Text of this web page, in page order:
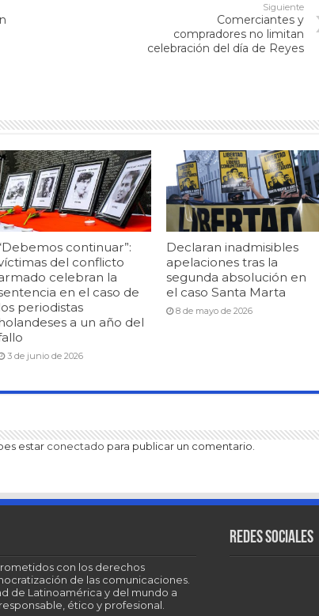
Siguiente
Comerciantes y
compradores no limitan
celebración del día de Reyes
continuar”:
del conflicto
celebran la
en el caso de
periodistas
a un año del
3 de junio de 2026
Declaran inadmisibles
apelaciones tras la
segunda absolución en
el caso Santa Marta
8 de mayo de 2026
estar conectado para publicar un comentario.
con los derechos
de las comunicaciones.
de Latinoamérica y del mundo a
ético y profesional.
Redes sociales